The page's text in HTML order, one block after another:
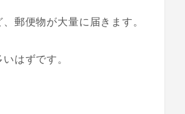
郵便物が大量に届きます。
はずです。